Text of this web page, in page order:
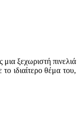
ξεχωριστή πινελιά
ιδιαίτερο θέμα του,